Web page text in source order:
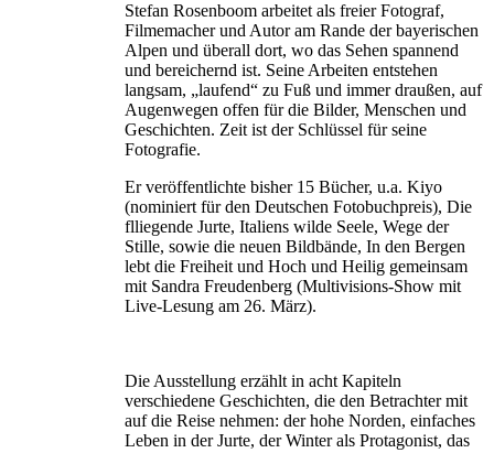
Stefan Rosenboom arbeitet als freier Fotograf,
Filmemacher und Autor am Rande der bayerischen
Alpen und überall dort, wo das Sehen spannend
und bereichernd ist. Seine Arbeiten entstehen
langsam, „laufend“ zu Fuß und immer draußen, auf
Augenwegen offen für die Bilder, Menschen und
Geschichten. Zeit ist der Schlüssel für seine
Fotografie.
Er veröffentlichte bisher 15 Bücher, u.a. Kiyo
(nominiert für den Deutschen Fotobuchpreis), Die
flliegende Jurte, Italiens wilde Seele, Wege der
Stille, sowie die neuen Bildbände, In den Bergen
lebt die Freiheit und Hoch und Heilig gemeinsam
mit Sandra Freudenberg (Multivisions-Show mit
Live-Lesung am 26. März).
Die Ausstellung erzählt in acht Kapiteln
verschiedene Geschichten, die den Betrachter mit
auf die Reise nehmen: der hohe Norden, einfaches
Leben in der Jurte, der Winter als Protagonist, das